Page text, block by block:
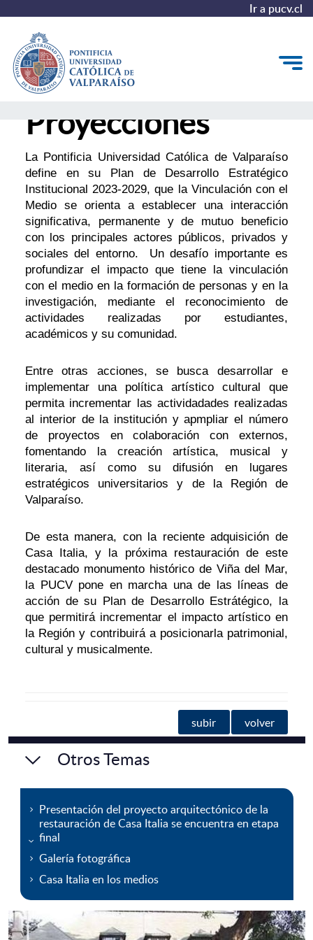
Ir a pucv.cl
Valor patrimonial
Casa Italia en los medios
Proyecciones
La Pontificia Universidad Católica de Valparaíso
define en su Plan de Desarrollo Estratégico
Institucional 2023-2029, que la Vinculación con el
Medio se orienta a establecer una interacción
significativa, permanente y de mutuo beneficio
con los principales actores públicos, privados y
sociales del entorno. Un desafío importante es
profundizar el impacto que tiene la vinculación
con el medio en la formación de personas y en la
investigación, mediante el reconocimiento de
actividades realizadas por estudiantes,
académicos y su comunidad.
Entre otras acciones, se busca desarrollar e
implementar una política artístico cultural que
permita incrementar las actividadades realizadas
al interior de la institución y apmpliar el número
de proyectos en colaboración con externos,
fomentando la creación artística, musical y
literaria, así como su difusión en lugares
estratégicos universitarios y de la Región de
Valparaíso.
De esta manera, con la reciente adquisición de
Casa Italia, y la próxima restauración de este
destacado monumento histórico de Viña del Mar,
la PUCV pone en marcha una de las líneas de
acción de su Plan de Desarrollo Estrátégico, la
que permitirá incrementar el impacto artístico en
la Región y contribuirá a posicionarla patrimonial,
cultural y musicalmente.
subir volver
Otros Temas
Presentación del proyecto arquitectónico de la
restauración de Casa Italia se encuentra en etapa
final
Galería fotográfica
Casa Italia en los medios